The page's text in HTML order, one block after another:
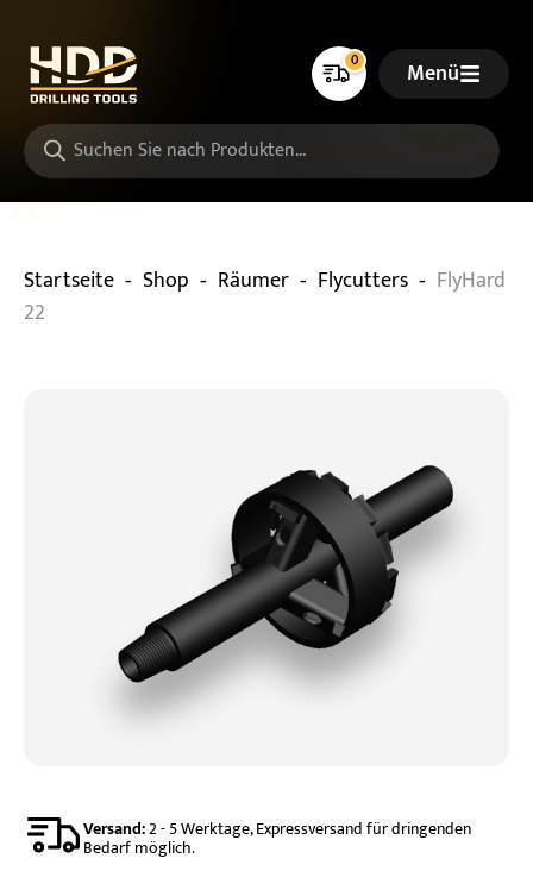
0 Menü
Startseite - Shop - Räumer - Flycutters - FlyHard
22
Versand:2 - 5 Werktage, Expressversand für dringenden
Bedarf möglich.